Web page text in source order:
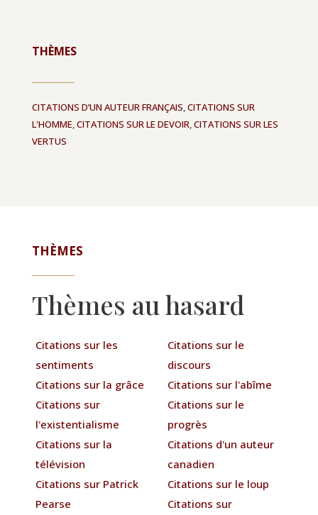
THÈMES
CITATIONS D’UN AUTEUR FRANÇAIS,CITATIONS SUR
L'HOMME,CITATIONS SUR LE DEVOIR,CITATIONS SUR LES
VERTUS
THÈMES
Thèmes au hasard
Citations sur les
sentiments
Citations sur la grâce
Citations sur
l'existentialisme
Citations sur la
télévision
Citations sur Patrick
Pearse
Citations sur le
discours
Citations sur l'abîme
Citations sur le
progrès
Citations d'un auteur
canadien
Citations sur le loup
Citations sur